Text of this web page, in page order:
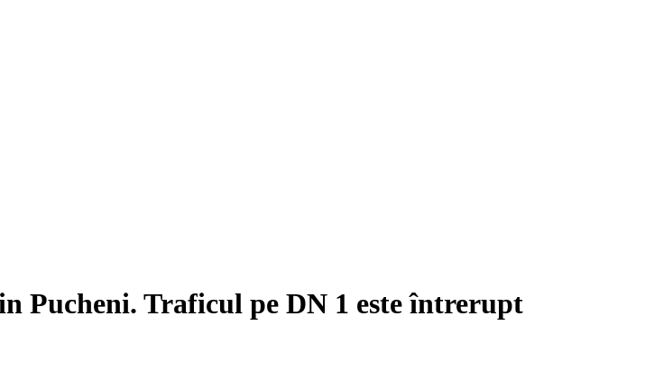
Pucheni. Traficul pe DN 1 este întrerupt